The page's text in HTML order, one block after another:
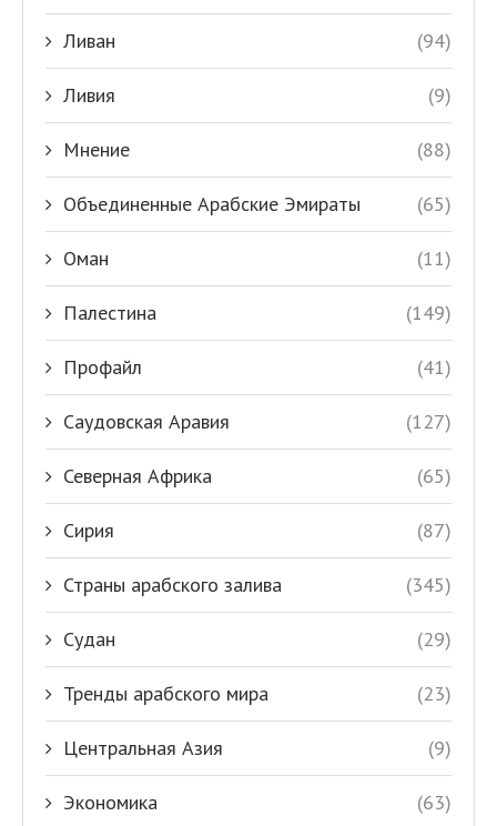
Ливан (94)
Ливия (9)
Мнение (88)
Объединенные Арабские Эмираты (65)
Оман (11)
Палестина (149)
Профайл (41)
Саудовская Аравия (127)
Северная Африка (65)
Сирия (87)
Страны арабского залива (345)
Судан (29)
Тренды арабского мира (23)
Центральная Азия (9)
Экономика (63)